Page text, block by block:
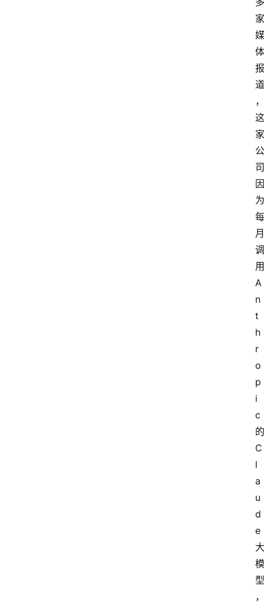
家
媒
体
报
道
，
这
家
公
司
因
为
每
月
调
用
A
n
t
h
r
o
p
i
c
的
C
l
a
u
d
e
大
模
型
，